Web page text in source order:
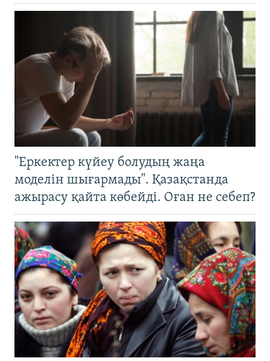
"Еркектер күйеу болудың жаңа
моделін шығармады". Қазақстанда
ажырасу қайта көбейді. Оған не себеп?